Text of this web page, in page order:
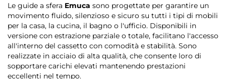
Le guide a sfera Emuca sono progettate per garantire un
movimento fluido, silenzioso e sicuro su tutti i tipi di mobili
per la casa, la cucina, il bagno o l'ufficio. Disponibili in
versione con estrazione parziale o totale, facilitano l'accesso
all'interno del cassetto con comodità e stabilità. Sono
realizzate in acciaio di alta qualità, che consente loro di
sopportare carichi elevati mantenendo prestazioni
eccellenti nel tempo.